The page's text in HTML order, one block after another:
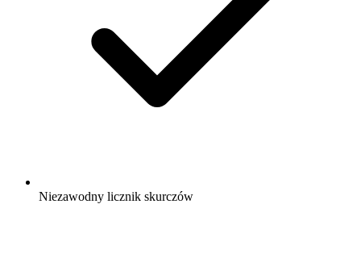
Niezawodny licznik skurczów